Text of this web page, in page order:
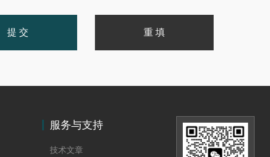
服务与支持
技术文章